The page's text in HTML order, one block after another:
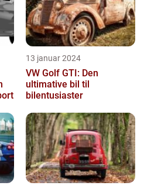
13 januar 2024
VW Golf GTI: Den
ultimative bil til
bilentusiaster